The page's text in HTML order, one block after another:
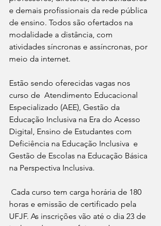
e demais profissionais da rede pública
de ensino. Todos são ofertados na
modalidade a distância, com
atividades síncronas e assíncronas, por
meio da internet.
Estão sendo oferecidas vagas nos
curso de  Atendimento Educacional
Especializado (AEE), Gestão da
Educação Inclusiva na Era do Acesso
Digital, Ensino de Estudantes com
Deficiência na Educação Inclusiva  e
Gestão de Escolas na Educação Básica
na Perspectiva Inclusiva.
Cada curso tem carga horária de 180
horas e emissão de certificado pela
UFJF. As inscrições vão até o dia 23 de